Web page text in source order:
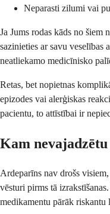
Neparasti zilumi vai
Ja Jums rodas kāds no šiem
sazinieties ar savu veselības
neatliekamo medicīnisko
Retas, bet nopietnas
epizodes vai alerģiskas
pacientu, to attīstībai ir
Kam
Ardeparīns nav drošs
vēsturi pirms tā
medikamentu pārāk riskantu